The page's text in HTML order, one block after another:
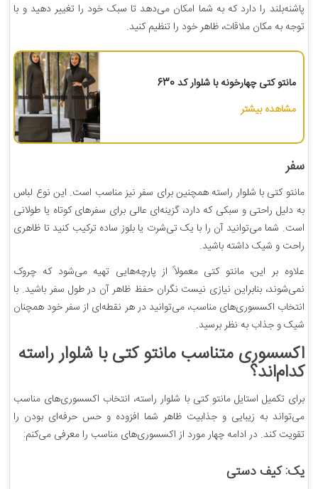
پاشنه‌بلند را دارد که به شما امکان می‌دهد تا سبک خود را تغییر دهید و با
توجه به مکان ملاقات، ظاهر خود را تنظیم کنید.
مانتو کتی چهارخونه با شلوار کد 630
مشاهده بیشتر
سفر
مانتو کتی با شلوار راسته همچنین برای سفر نیز مناسب است. این نوع لباس
به دلیل راحتی و سبکی که دارد، گزینه‌ای عالی برای سفرهای کوتاه یا طولانی
است. شما می‌توانید آن را با یک تی‌شرت یا بلوز ساده ترکیب کنید تا ظاهری
راحت و شیک داشته باشید.
علاوه بر این، مانتو کتی معمولاً از پارچه‌هایی تهیه می‌شود که چروک
نمی‌شوند، بنابراین نیازی نیست نگران حفظ ظاهر آن در طول سفر باشید. با
انتخاب اکسسوری‌های مناسب، می‌توانید در هر نقطه‌ای از سفر خود همچنان
شیک و جذاب به نظر برسید.
اکسسوری متناسب مانتو کتی با شلوار راسته
کدام‌اند؟
برای تکمیل استایل مانتو کتی با شلوار راسته، انتخاب اکسسوری‌های مناسب
می‌تواند به زیبایی و جذابیت ظاهر شما افزوده و حس حرفه‌ای بودن را
تقویت کند. در ادامه چهار مورد از اکسسوری‌های مناسب را معرفی می‌کنم:
یک: کیف دستی